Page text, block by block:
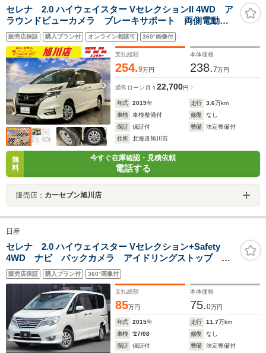
セレナ 2.0 ハイウェイスター VセレクションII 4WD ア
ラウンドビューカメラ ブレーキサポート 両側電動ス
ライドD クリアランスソナー フルタイム4WD オー
トクルーズコントロール Bluetooth キーレスキー サ
イドカメラ
販売店保証 購入プラン付 オンライン相談可 360°画像付
支払総額
254.9万円
本体価格
238.7万円
通常ローン 月々22,700円
年式 2019年 走行 3.6万km
車検
車検整備付 修復
なし
保証
保証付 整備
法定整備付
住所
北海道旭川市
無
料
今すぐ在庫確認・見積依頼
電話する
販売店： カーセブン旭川店
日産
セレナ 2.0 ハイウェイスター Vセレクション+Safety
4WD ナビ バックカメラ アイドリングストップ レ
ーンキープアシスト 横滑り防止装置 盗難防止装置 3
列シート ウォークスルー フロントフォグランプ 両
側電動スライドドア アルミホイール キーレス
販売店保証 購入プラン付 360°画像付
支払総額
85万円
本体価格
75.0万円
年式 2015年 走行 11.7万km
車検
'27/08 修復
なし
保証
保証付 整備
法定整備付